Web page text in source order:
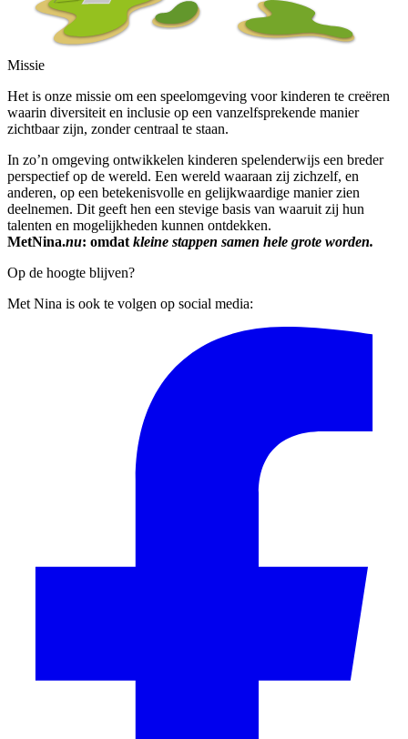
Missie
Het is onze missie om een speelomgeving voor kinderen te creëren
waarin diversiteit en inclusie op een vanzelfsprekende manier
zichtbaar zijn, zonder centraal te staan.
In zo’n omgeving ontwikkelen kinderen spelenderwijs een breder
perspectief op de wereld. Een wereld waaraan zij zichzelf, en
anderen, op een betekenisvolle en gelijkwaardige manier zien
deelnemen. Dit geeft hen een stevige basis van waaruit zij hun
talenten en mogelijkheden kunnen ontdekken.
MetNina.nu: omdat kleine stappen samen hele grote worden.
Op de hoogte blijven?
Met Nina is ook te volgen op social media: